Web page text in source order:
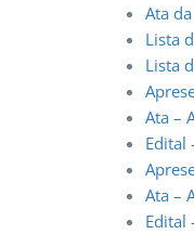
Ata
Lista
Lista
Ata –
Edital
Ata –
Edital